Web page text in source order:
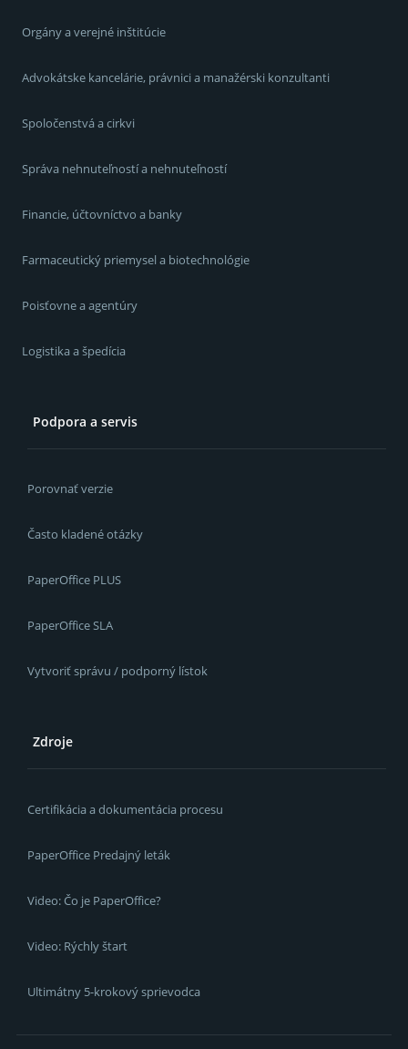
Orgány a verejné inštitúcie
Advokátske kancelárie, právnici a manažérski konzultanti
Spoločenstvá a cirkvi
Správa nehnuteľností a nehnuteľností
Financie, účtovníctvo a banky
Farmaceutický priemysel a biotechnológie
Poisťovne a agentúry
Logistika a špedícia
Podpora a servis
Porovnať verzie
Často kladené otázky
PaperOffice PLUS
PaperOffice SLA
Vytvoriť správu / podporný lístok
Zdroje
Certifikácia a dokumentácia procesu
PaperOffice Predajný leták
Video: Čo je PaperOffice?
Video: Rýchly štart
Ultimátny 5-krokový sprievodca